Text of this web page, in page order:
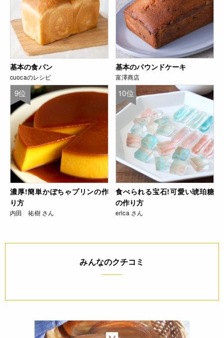
基本の食パン
cuocaのレシピ
基本のパウンドケーキ
富澤商店
9位
濃厚!簡単かぼちゃプリンの作
り方
内田 祐樹 さん
10位
食べられる宝石!可愛い琥珀糖
の作り方
erica さん
みんなのクチコミ